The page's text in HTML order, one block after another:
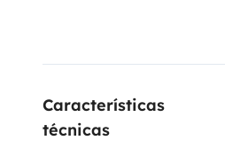
Características
técnicas